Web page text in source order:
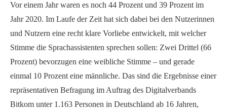
Vor einem Jahr waren es noch 44 Prozent und 39 Prozent im
Jahr 2020. Im Laufe der Zeit hat sich dabei bei den Nutzerinnen
und Nutzern eine recht klare Vorliebe entwickelt, mit welcher
Stimme die Sprachassistenten sprechen sollen: Zwei Drittel (66
Prozent) bevorzugen eine weibliche Stimme – und gerade
einmal 10 Prozent eine männliche. Das sind die Ergebnisse einer
repräsentativen Befragung im Auftrag des Digitalverbands
Bitkom unter 1.163 Personen in Deutschland ab 16 Jahren,